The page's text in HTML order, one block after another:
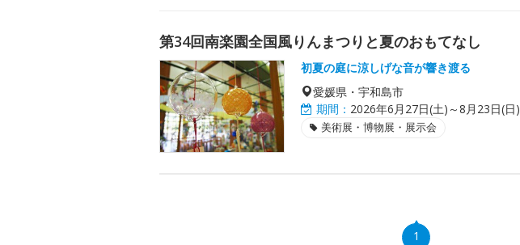
第34回南楽園全国風りんまつりと夏のおもてなし
初夏の庭に涼しげな音が響き渡る
愛媛県・宇和島市
期間： 2026年6月27日(土)～8月23日(日)
美術展・博物展・展示会
1